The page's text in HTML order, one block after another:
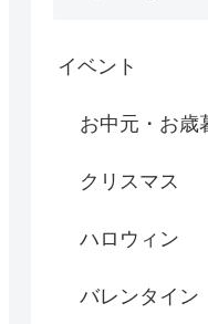
イベント
お中元・お歳
クリスマス
ハロウィン
バレンタイン